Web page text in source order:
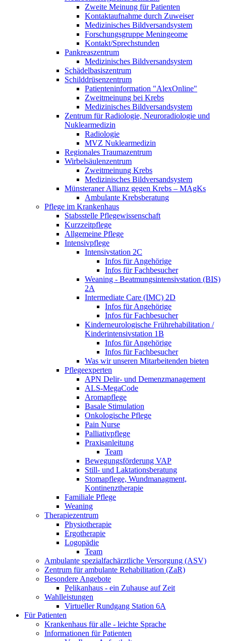
Zweite Meinung für Patienten
Kontaktaufnahme durch Zuweiser
Medizinisches Bildversandsystem
Forschungsgruppe Meningeome
Kontakt/Sprechstunden
Pankreaszentrum
Medizinisches Bildversandsystem
Schädelbasiszentrum
Schilddrüsenzentrum
Patienteninformation "AlexOnline"
Zweitmeinung bei Krebs
Medizinisches Bildversandsystem
Zentrum für Radiologie, Neuroradiologie und
Nuklearmedizin
Radiologie
MVZ Nuklearmedizin
Regionales Traumazentrum
Wirbelsäulenzentrum
Zweitmeinung Krebs
Medizinisches Bildversandsystem
Münsteraner Allianz gegen Krebs – MAgKs
Ambulante Krebsberatung
Pflege im Krankenhaus
Stabsstelle Pflegewissenschaft
Kurzzeitpflege
Allgemeine Pflege
Intensivpflege
Intensivstation 2C
Infos für Angehörige
Infos für Fachbesucher
Weaning - Beatmungsintensivstation (BIS)
2A
Intermediate Care (IMC) 2D
Infos für Angehörige
Infos für Fachbesucher
Kinderneurologische Frührehabilitation /
Kinderintensivstation 1B
Infos für Angehörige
Infos für Fachbesucher
Was wir unseren Mitarbeitenden bieten
Pflegeexperten
APN Delir- und Demenzmanagement
ALS-MegaCode
Aromapflege
Basale Stimulation
Onkologische Pflege
Pain Nurse
Palliativpflege
Praxisanleitung
Team
Bewegungsförderung VAP
Still- und Laktationsberatung
Stomapflege, Wundmanagment,
Kontinenztherapie
Familiale Pflege
Weaning
Therapiezentrum
Physiotherapie
Ergotherapie
Logopädie
Team
Ambulante spezialfachärztliche Versorgung (ASV)
Zentrum für ambulante Rehabilitation (ZaR)
Besondere Angebote
Pelikanhaus - ein Zuhause auf Zeit
Wahlleistungen
Virtueller Rundgang Station 6A
Für Patienten
Krankenhaus für alle - leichte Sprache
Informationen für Patienten